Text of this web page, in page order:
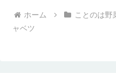
ホーム ことのは野
ャベツ